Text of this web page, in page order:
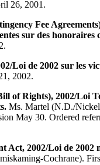
26, 2001.
Fee
sur des honoraires
Loi de 2002 sur les
2002.
of Rights), 2002/Loi
Ms. Martel (N.D./
May 30. Ordered
Act, 2002/Loi de 2002
Cochrane).